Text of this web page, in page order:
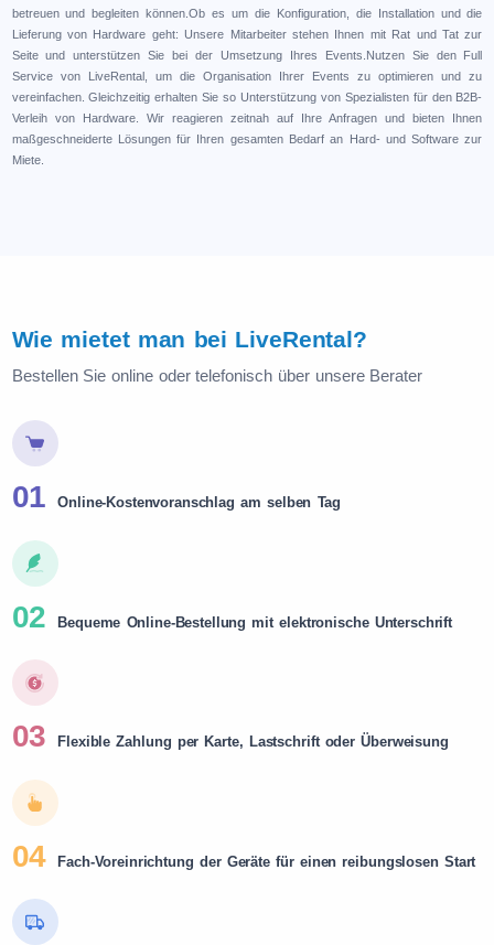
betreuen und begleiten können.Ob es um die Konfiguration, die Installation und die
Lieferung von Hardware geht: Unsere Mitarbeiter stehen Ihnen mit Rat und Tat zur
Seite und unterstützen Sie bei der Umsetzung Ihres Events.Nutzen Sie den Full
Service von LiveRental, um die Organisation Ihrer Events zu optimieren und zu
vereinfachen. Gleichzeitig erhalten Sie so Unterstützung von Spezialisten für den B2B-
Verleih von Hardware. Wir reagieren zeitnah auf Ihre Anfragen und bieten Ihnen
maßgeschneiderte Lösungen für Ihren gesamten Bedarf an Hard- und Software zur
Miete.
Wie mietet man bei LiveRental?
Bestellen Sie online oder telefonisch über unsere Berater
01 Online-Kostenvoranschlag am selben Tag
02 Bequeme Online-Bestellung mit elektronische Unterschrift
03 Flexible Zahlung per Karte, Lastschrift oder Überweisung
04 Fach-Voreinrichtung der Geräte für einen reibungslosen Start